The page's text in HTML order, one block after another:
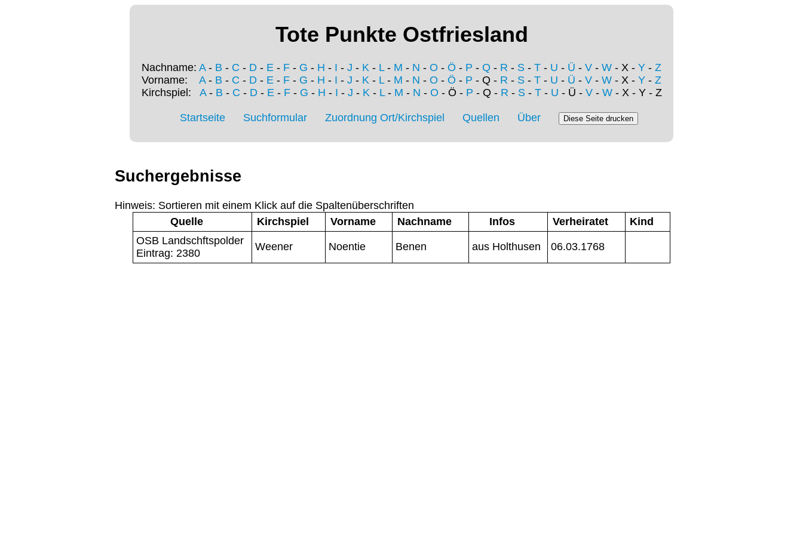
Tote Punkte Ostfriesland
Nachname: A- B - C - D - E - F - G - H - I - J - K - L- M - N - O - Ö - P - Q - R - S - T - U - Ü - V - W - X - Y - Z
Vorname: A- B - C - D - E - F - G - H - I - J - K - L- M - N - O - Ö - P - Q - R - S - T - U - Ü - V - W - X - Y - Z
Kirchspiel: A- B - C - D- E- F- G - H - I - J - K- L- M - N - O - Ö - P - Q - R - S- T- U - Ü - V- W- X - Y - Z
Startseite Suchformular Zuordnung Ort/Kirchspiel Quellen Über
Suchergebnisse
Hinweis: Sortieren mit einem Klick auf die Spaltenüberschriften
Quelle
Kirchspiel Vorname Nachname Infos Verheiratet
Kind
OSB Landschftspolder
Eintrag: 2380
Weener Noentie Benen aus Holthusen 06.03.1768